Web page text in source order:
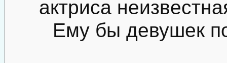
актриса
Ему бы девушек